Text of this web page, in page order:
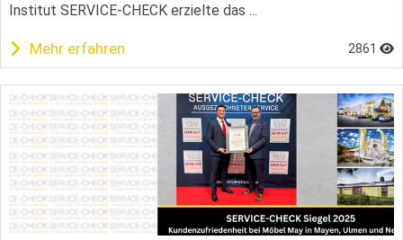
Institut SERVICE-CHECK erzielte das ...
Mehr erfahren 2861